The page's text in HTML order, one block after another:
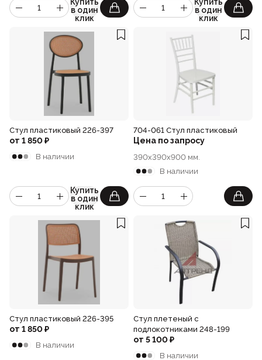
в один
клик
в один
клик
Стул пластиковый 226-397
от 1 850₽
В наличии
Купить
в один
клик
704-061 Стул пластиковый
Цена по запросу
390x390x900 мм.
В наличии
Стул пластиковый 226-395
от 1 850₽
В наличии
Стул плетеный с
подлокотниками 248-199
от 5 100₽
В наличии